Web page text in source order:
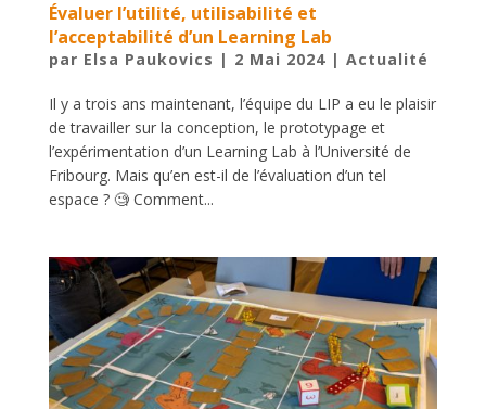
Évaluer l’utilité, utilisabilité et
l’acceptabilité d’un Learning Lab
par Elsa Paukovics | 2 Mai 2024| Actualité
Il y a trois ans maintenant, l’équipe du LIP a eu le plaisir
de travailler sur la conception, le prototypage et
l’expérimentation d’un Learning Lab à l’Université de
Fribourg. Mais qu’en est-il de l’évaluation d’un tel
espace ? 🧐 Comment...